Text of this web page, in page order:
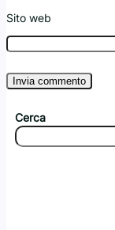
Sito web
Cerca